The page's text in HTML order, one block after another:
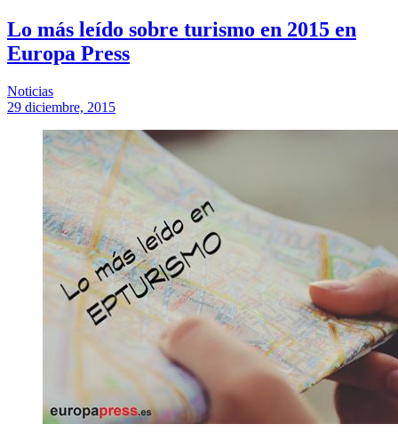
Lo más leído sobre turismo en 2015 en
Europa Press
Noticias
29 diciembre, 2015